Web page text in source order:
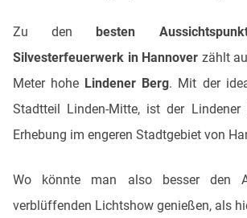
Zu denbesten
Silvesterfeuerwerk in Hannover zählt
Meter hohe Lindener Berg. Mit der
Stadtteil Linden-Mitte, ist der Lindener
Erhebung im engeren Stadtgebiet von
Wo könnte man also besser den
verblüffenden Lichtshow genießen, als